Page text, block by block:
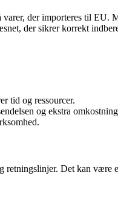
der importeres til EU.
der sikrer korrekt
tid og ressourcer.
og ekstra
Det kan være